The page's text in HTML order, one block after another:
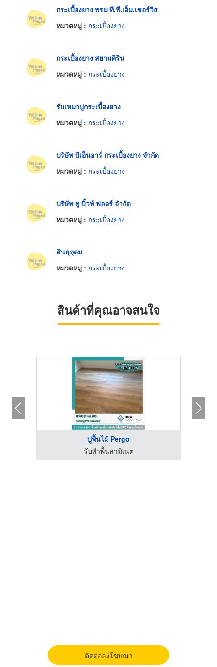
กระเบื้องยาง พรม ที.พี.เอ็ม.เซอร์วิส
หมวดหมู่ : กระเบื้องยาง
กระเบื้องยาง สยามคิริน
หมวดหมู่ : กระเบื้องยาง
รับเหมาปูกระเบื้องยาง
หมวดหมู่ : กระเบื้องยาง
บริษัท บีเอ็นอาร์ กระเบื้องยาง จำกัด
หมวดหมู่ : กระเบื้องยาง
บริษัท ทู บิ้วท์ ฟลอร์ จำกัด
หมวดหมู่ : กระเบื้องยาง
สินธุอุดม
หมวดหมู่ : กระเบื้องยาง
สินค้าที่คุณอาจสนใจ
ปูพื้นไม้ Pergo
รับทำพื้นลามิเนต
ติดต่อลงโฆษณา